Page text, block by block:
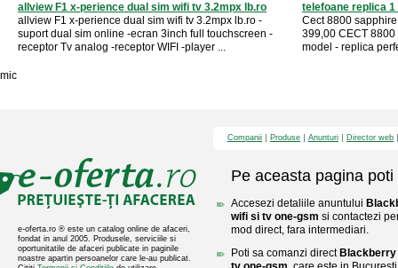
allview F1 x-perience dual sim wifi tv 3.2mpx lb.ro
allview F1 x-perience dual sim wifi tv 3.2mpx lb.ro -
suport dual sim online -ecran 3inch full touchscreen -
receptor Tv analog -receptor WIFI -player ...
telefoane replica
Cect 8800
399,00 CECT 8800
model - replica
mic
e-oferta.ro ® este un catalog online de afaceri,
fondat in anul 2005. Produsele, serviciile si
oportunitatile de afaceri publicate in paginile
noastre apartin persoanelor care le-au publicat.
Companii Produse Anunturi Director web
Pe aceasta pagina poti
Accesezi detaliile anuntului
wifi si tv one-gsm si contactezi
mod direct, fara intermediari.
Poti sa comanzi direct Blackberry